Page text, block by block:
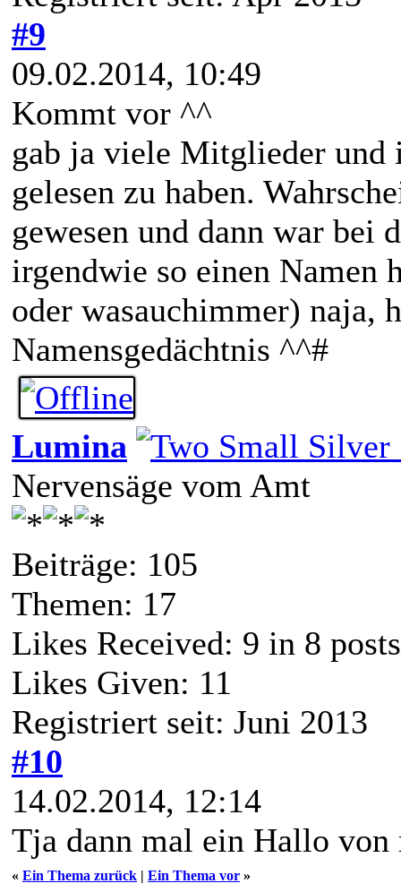
#9
09.02.2014, 10:49
Kommt vor ^^
gab ja viele Mitglieder und
gelesen zu haben.
gewesen und dann war bei
irgendwie so einen Namen
oder wasauchimmer) naja,
Namensgedächtnis ^^#
Lumina
Nervensäge vom Amt
Beiträge: 105
Themen: 17
Likes Received: 9 in 8 posts
Likes Given: 11
Registriert seit: Juni 2013
#10
14.02.2014, 12:14
Tja dann mal ein Hallo von
« Ein Thema zurück | Ein Thema vor »